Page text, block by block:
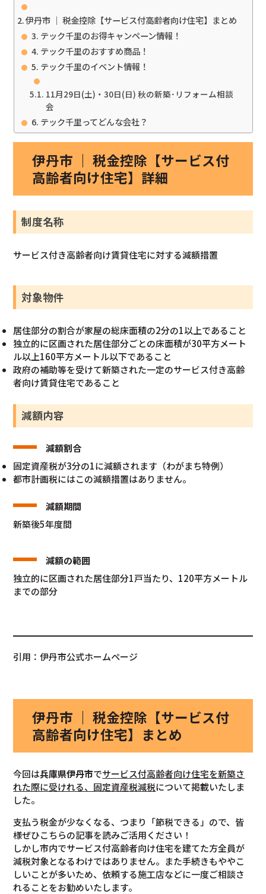
伊丹市 ｜ 税金控除【サービス付高齢者向け住宅】まとめ
テック千里のお得キャンペーン情報！
テック千里のおすすめ商品！
テック千里のイベント情報！
11月29日(土)・30日(日) 秋の新築･リフォーム相談
会
テック千里ってどんな会社？
伊丹市 ｜ 税金控除【サービス付
高齢者向け住宅】詳細
制度名称
サービス付き高齢者向け賃貸住宅に対する減額措置
対象物件
居住部分の割合が家屋の総床面積の2分の1以上であること
独立的に区画された居住部分ごとの床面積が30平方メート
ル以上160平方メートル以下であること
政府の補助等を受けて新築された一定のサービス付き高齢
者向け賃貸住宅であること
減額内容
減額割合
固定資産税が3分の1に減額されます（わがまち特例）
都市計画税にはこの減額措置はありません。
減額期間
新築後5年度間
減額の範囲
独立的に区画された居住部分1戸当たり、120平方メートル
までの部分
引用：伊丹市公式ホームページ
伊丹市 ｜ 税金控除【サービス付
高齢者向け住宅】まとめ
今回は兵庫県伊丹市でサービス付高齢者向け住宅を新築さ
れた際に受けれる、固定資産税減税について掲載いたしま
した。
支払う税金が少なくなる、つまり「節税できる」ので、皆
様ぜひこちらの記事を読みご活用ください！
しかし市内でサービス付高齢者向け住宅を建てた方全員が
減税対象となるわけではありません。また手続きもややこ
しいことが多いため、依頼する施工店などに一度ご相談さ
れることをお勧めいたします。